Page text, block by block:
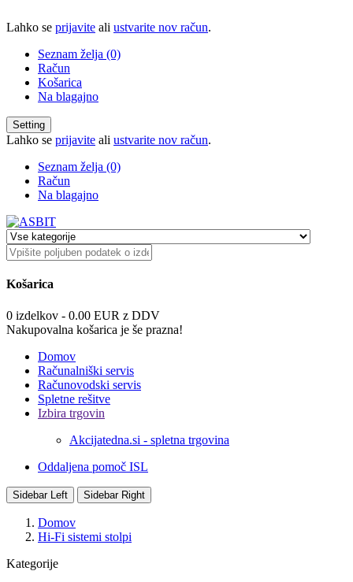
Lahko se prijavite ali ustvarite nov račun.
Seznam želja (0)
Račun
Košarica
Na blagajno
Setting
Lahko se prijavite ali ustvarite nov račun.
Seznam želja (0)
Račun
Na blagajno
Košarica
0 izdelkov - 0.00 EUR z DDV
Nakupovalna košarica je še prazna!
Domov
Računalniški servis
Računovodski servis
Spletne rešitve
Izbira trgovin
Akcijatedna.si - spletna trgovina
Oddaljena pomoč ISL
Sidebar Left Sidebar Right
Domov
Hi-Fi sistemi stolpi
Kategorije